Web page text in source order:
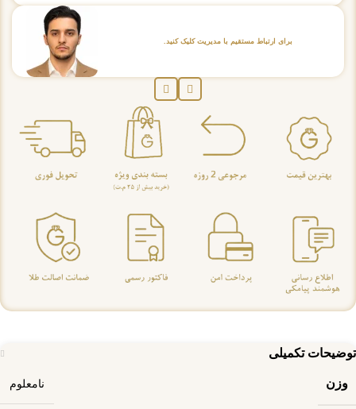
برای ارتباط مستقیم با مدیریت کلیک کنید.
توضیحات تکمیلی
وزن نامعلوم